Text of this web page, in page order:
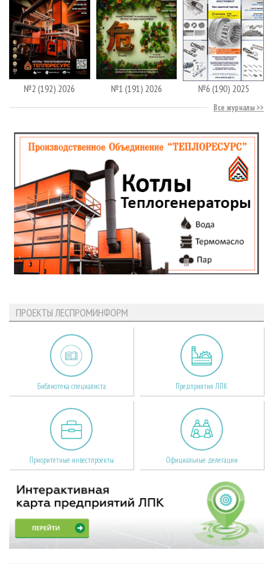
№2 (192) 2026 №1 (191) 2026 №6 (190) 2025
Все журналы
ПРОЕКТЫ ЛЕСПРОМИНФОРМ
Библиотека специалиста Предприятия ЛПК
Приоритетные инвестпроекты Официальные делегации